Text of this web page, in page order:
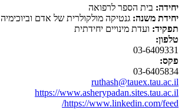
יחידה: בית הספר לרפואה
יחידת משנה: גנטיקה מולקולרית של אדם וביוכימיה
תפקיד: ועדת מינויים יחידתית
טלפון:
03-6409331
פקס:
03-6405834
ruthash@tauex.tau.ac.il
https://www.asherypadan.sites.tau.ac.il
https://www.linkedin.com/feed/